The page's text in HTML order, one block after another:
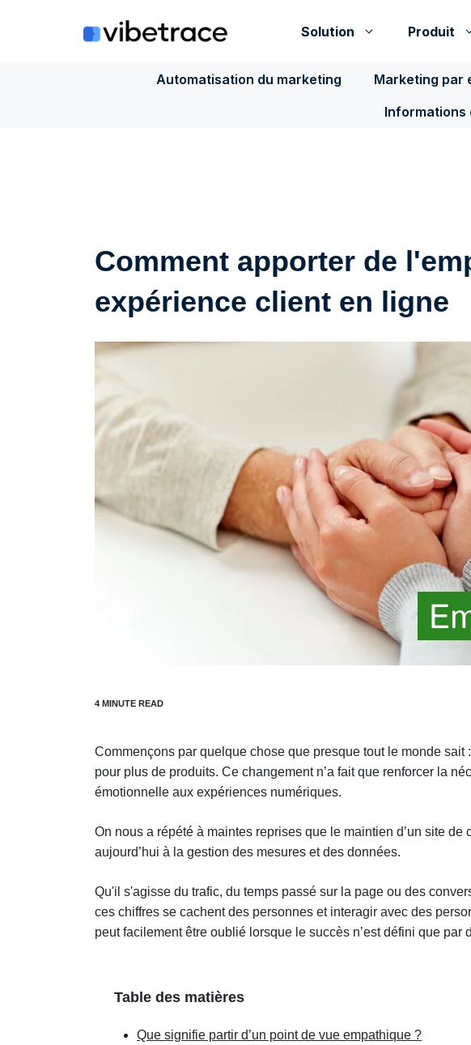
Solution Produit
Automatisation du marketing Marketing par
Informations
Comment apporter de
expérience client en ligne
Commençons par quelque chose que presque tout le monde
pour plus de produits. Ce changement n’a fait que renforcer la
émotionnelle aux expériences numériques.
On nous a répété à maintes reprises que le maintien d’un site
aujourd’hui à la gestion des mesures et des données.
Qu'il s'agisse du trafic, du temps passé sur la page ou des
ces chiffres se cachent des personnes et interagir avec des
peut facilement être oublié lorsque le succès n’est défini que par
Table des matières
Que signifie partir d’un point de vue empathique ?